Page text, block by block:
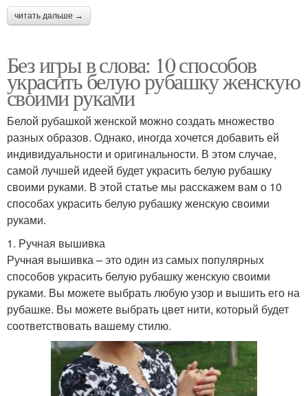
читать дальше →
Без игры в слова: 10 способов
украсить белую рубашку женскую
своими руками
Белой рубашкой женской можно создать множество
разных образов. Однако, иногда хочется добавить ей
индивидуальности и оригинальности. В этом случае,
самой лучшей идеей будет украсить белую рубашку
своими руками. В этой статье мы расскажем вам о 10
способах украсить белую рубашку женскую своими
руками.
1. Ручная вышивка
Ручная вышивка – это один из самых популярных
способов украсить белую рубашку женскую своими
руками. Вы можете выбрать любую узор и вышить его на
рубашке. Вы можете выбрать цвет нити, который будет
соответствовать вашему стилю.